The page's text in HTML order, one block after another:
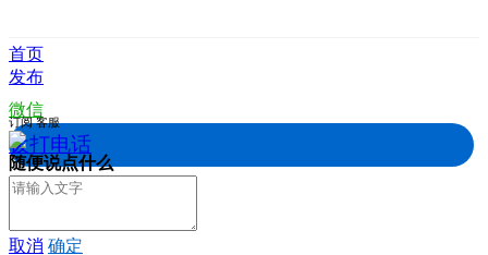
首页
发布
微信
拨打电话
订阅 客服
随便说点什么
取消 确定